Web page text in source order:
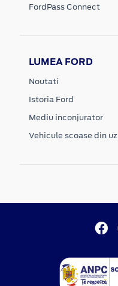
FordPass Connect
LUMEA FORD
Noutati
Istoria Ford
Mediu inconjurator
Vehicule scoase din uz